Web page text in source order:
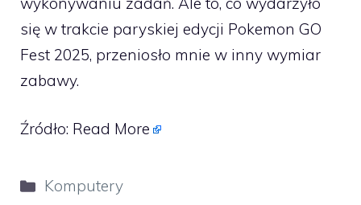
się w trakcie paryskiej edycji Pokemon GO
Fest 2025, przeniosło mnie w inny wymiar
zabawy.
Źródło: Read More
Kategorie
Komputery